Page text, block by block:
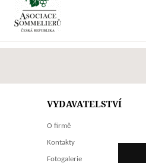
VYDAVATELSTVÍ
O firmě
Kontakty
Fotogalerie